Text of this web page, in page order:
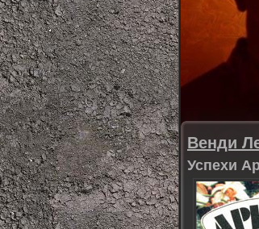
Венди
Успехи